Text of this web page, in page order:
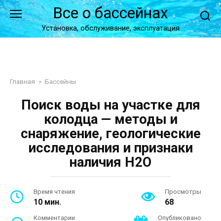
Перейти
к
контенту
Все о бассейнах
Установка, обслуживание, эксплуатация
Главная » Бассейны
Поиск воды на участке для
колодца — методы и
снаряжение, геологические
исследования и признаки
наличия H2O
Время чтения
10 мин.
Просмотры
68
Комментарии Опубликовано